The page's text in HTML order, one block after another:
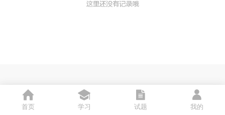
首页 学习 试题 我的